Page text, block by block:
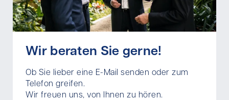
Wir beraten Sie gerne!
Ob Sie lieber eine E-Mail senden oder zum
Telefon greifen.
Wir freuen uns, von Ihnen zu hören.